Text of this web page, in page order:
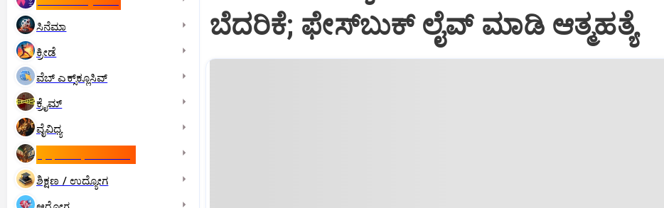
ಸಿನೆಮಾ
ಕ್ರೀಡೆ
ವೆಬ್ ಎಕ್ಸ್‌ಕ್ಲೂಸಿವ್
ಕ್ರೈಮ್
ವೈವಿಧ್ಯ
ಶಿಕ್ಷಣ / ಉದ್ಯೋಗ
ಬೆದರಿಕೆ; ಫೇಸ್‌ಬುಕ್‌ ಲೈವ್‌ ಮಾಡಿ ಆತ್ಮಹತ್ಯೆ